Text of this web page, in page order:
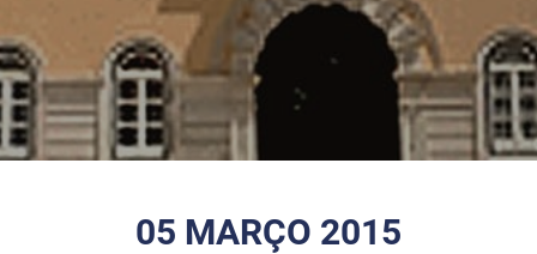
05 MARÇO 2015